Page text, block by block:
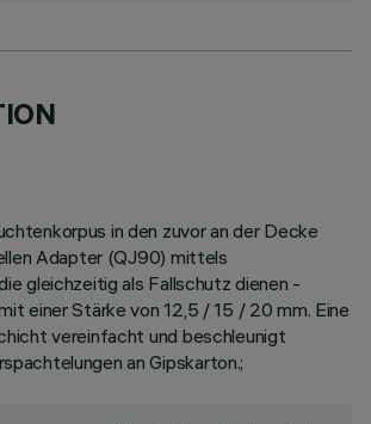
in den zuvor an der Decke
Adapter (QJ90) mittels
gleichzeitig als Fallschutz dienen -
einer Stärke von 12,5 / 15 / 20 mm. Eine
vereinfacht und beschleunigt
an Gipskarton.;